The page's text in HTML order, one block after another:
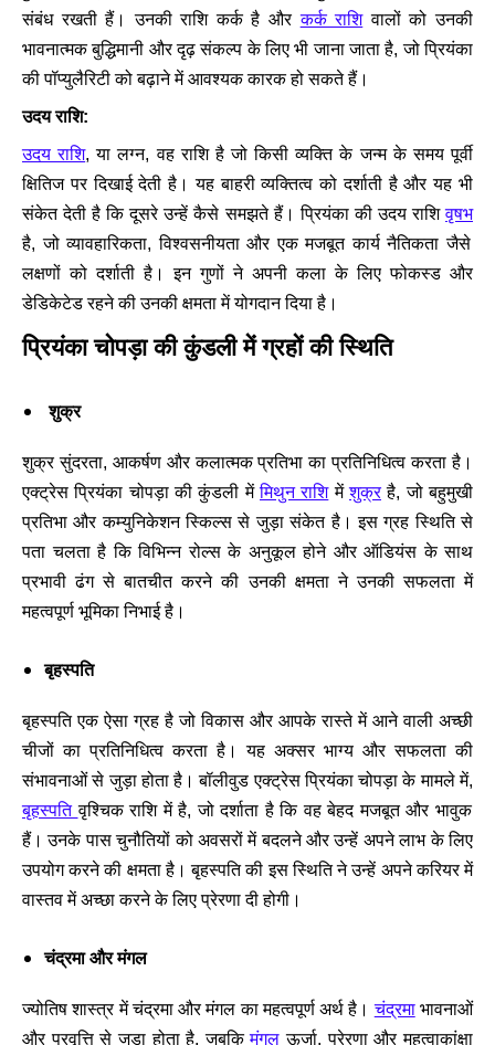
संबंध रखती हैं। उनकी राशि कर्क है औरकर्क राशिवालों को उनकी
भावनात्मक बुद्धिमानी और दृढ़ संकल्प के लिए भी जाना जाता है, जो प्रियंका
की पॉप्युलैरिटी को बढ़ाने में आवश्यक कारक हो सकते हैं।
उदय राशि:
उदय राशि, या लग्न, वह राशि है जो किसी व्यक्ति के जन्म के समय पूर्वी
क्षितिज पर दिखाई देती है। यह बाहरी व्यक्तित्व को दर्शाती है और यह भी
संकेत देती है कि दूसरे उन्हें कैसे समझते हैं। प्रियंका की उदय राशिवृषभ
है, जो व्यावहारिकता, विश्वसनीयता और एक मजबूत कार्य नैतिकता जैसे
लक्षणों को दर्शाती है। इन गुणों ने अपनी कला के लिए फोकस्ड और
डेडिकेटेड रहने की उनकी क्षमता में योगदान दिया है।
प्रियंका चोपड़ा की कुंडली में ग्रहों की स्थिति
शुक्र
शुक्र सुंदरता, आकर्षण और कलात्मक प्रतिभा का प्रतिनिधित्व करता है।
एक्ट्रेस प्रियंका चोपड़ा की कुंडली मेंमिथुन राशिमेंशुक्र है, जो बहुमुखी
प्रतिभा और कम्युनिकेशन स्किल्स से जुड़ा संकेत है। इस ग्रह स्थिति से
पता चलता है कि विभिन्न रोल्स के अनुकूल होने और ऑडियंस के साथ
प्रभावी ढंग से बातचीत करने की उनकी क्षमता ने उनकी सफलता में
महत्वपूर्ण भूमिका निभाई है।
बृहस्पति
बृहस्पति एक ऐसा ग्रह है जो विकास और आपके रास्ते में आने वाली अच्छी
चीजों का प्रतिनिधित्व करता है। यह अक्सर भाग्य और सफलता की
संभावनाओं से जुड़ा होता है। बॉलीवुड एक्ट्रेस प्रियंका चोपड़ा के मामले में,
बृहस्पतिवृश्चिक राशि में है, जो दर्शाता है कि वह बेहद मजबूत और भावुक
हैं। उनके पास चुनौतियों को अवसरों में बदलने और उन्हें अपने लाभ के लिए
उपयोग करने की क्षमता है। बृहस्पति की इस स्थिति ने उन्हें अपने करियर में
वास्तव में अच्छा करने के लिए प्रेरणा दी होगी।
चंद्रमा और मंगल
ज्योतिष शास्त्र में चंद्रमा और मंगल का महत्वपूर्ण अर्थ है।चंद्रमाभावनाओं
और प्रवृत्ति से जुड़ा होता है, जबकिमंगल ऊर्जा, प्रेरणा और महत्वाकांक्षा